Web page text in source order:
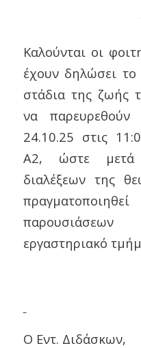
Καλούνται οι
έχουν δηλώσει
στάδια της ζωής
να
24.10.25 στις
Α2, ώστε μετά
διαλέξεων της
εργαστηριακό
Ο Εντ. Διδάσκων,